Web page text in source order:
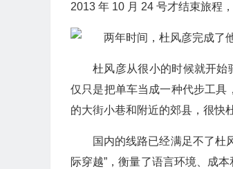
2013 年 10 月 24 号才结束旅程
杜风彦从很小的时候就开始
仅只是把单车当成一种代步工具
的大街小巷和附近的郊县，很
国内的线路已经满足不了杜
际穿越”，衡量了语言环境、成